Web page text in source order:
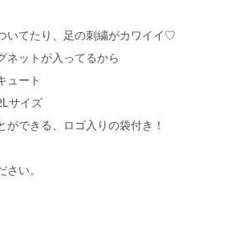
いてたり、足の刺繍がカワイイ♡
ネットが入ってるから
ュート
サイズ
できる、ロゴ入りの袋付き！
い。